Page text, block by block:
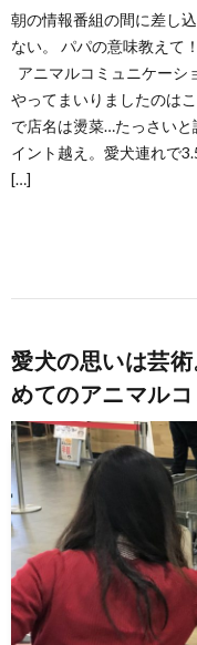
朝の情報番組の間に差し
ない。 パパの意味教えて
アニマルコミュニケーシ
やってまいりましたのは
で店名は燙菜…たっさい
イント越え。愛犬連れで
[…]
愛犬の思いは芸
めてのアニマル